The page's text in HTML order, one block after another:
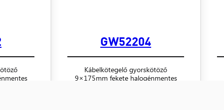
GW52204
Kábelkötegelő gyorskötöző
9×175mm fekete halogénmentes